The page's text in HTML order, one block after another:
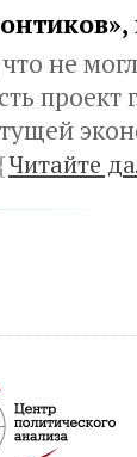
не
Читайте